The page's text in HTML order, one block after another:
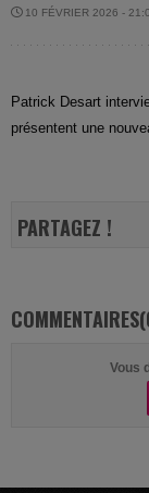
10 FÉVRIER 2026 -
Patrick Desart
présentent une
PARTAGEZ !
Vous